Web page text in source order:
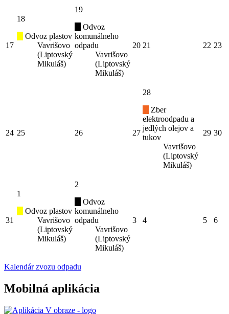
17
18
Odvoz plastov
Vavrišovo
(Liptovský
Mikuláš)
19
Odvoz
komunálneho
odpadu
Vavrišovo
(Liptovský
Mikuláš)
20 21 22 23
24 25 26 27
28
Zber
elektroodpadu a
jedlých olejov a
tukov
Vavrišovo
(Liptovský
Mikuláš)
29 30
31
1
Odvoz plastov
Vavrišovo
(Liptovský
Mikuláš)
2
Odvoz
komunálneho
odpadu
Vavrišovo
(Liptovský
Mikuláš)
3 4 5 6
Kalendár zvozu odpadu
Mobilná aplikácia